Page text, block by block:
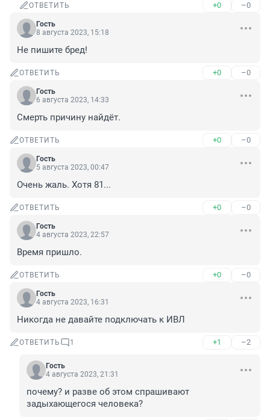
ОТВЕТИТЬ +0 –0
Гость
8 августа 2023, 15:18
Не пишите бред!
ОТВЕТИТЬ +0 –0
Гость
6 августа 2023, 14:33
Смерть причину найдёт.
ОТВЕТИТЬ +0 –0
Гость
5 августа 2023, 00:47
Очень жаль. Хотя 81...
ОТВЕТИТЬ +0 –0
Гость
4 августа 2023, 22:57
Время пришло.
ОТВЕТИТЬ +0 –0
Гость
4 августа 2023, 16:31
Никогда не давайте подключать к ИВЛ
ОТВЕТИТЬ 1 +1 –2
Гость
4 августа 2023, 21:31
почему? и разве об этом спрашивают
задыхающегося человека?